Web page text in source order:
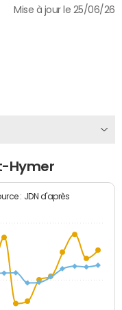
Mise à jour le 25/06/26
Hymer
: JDN d'après